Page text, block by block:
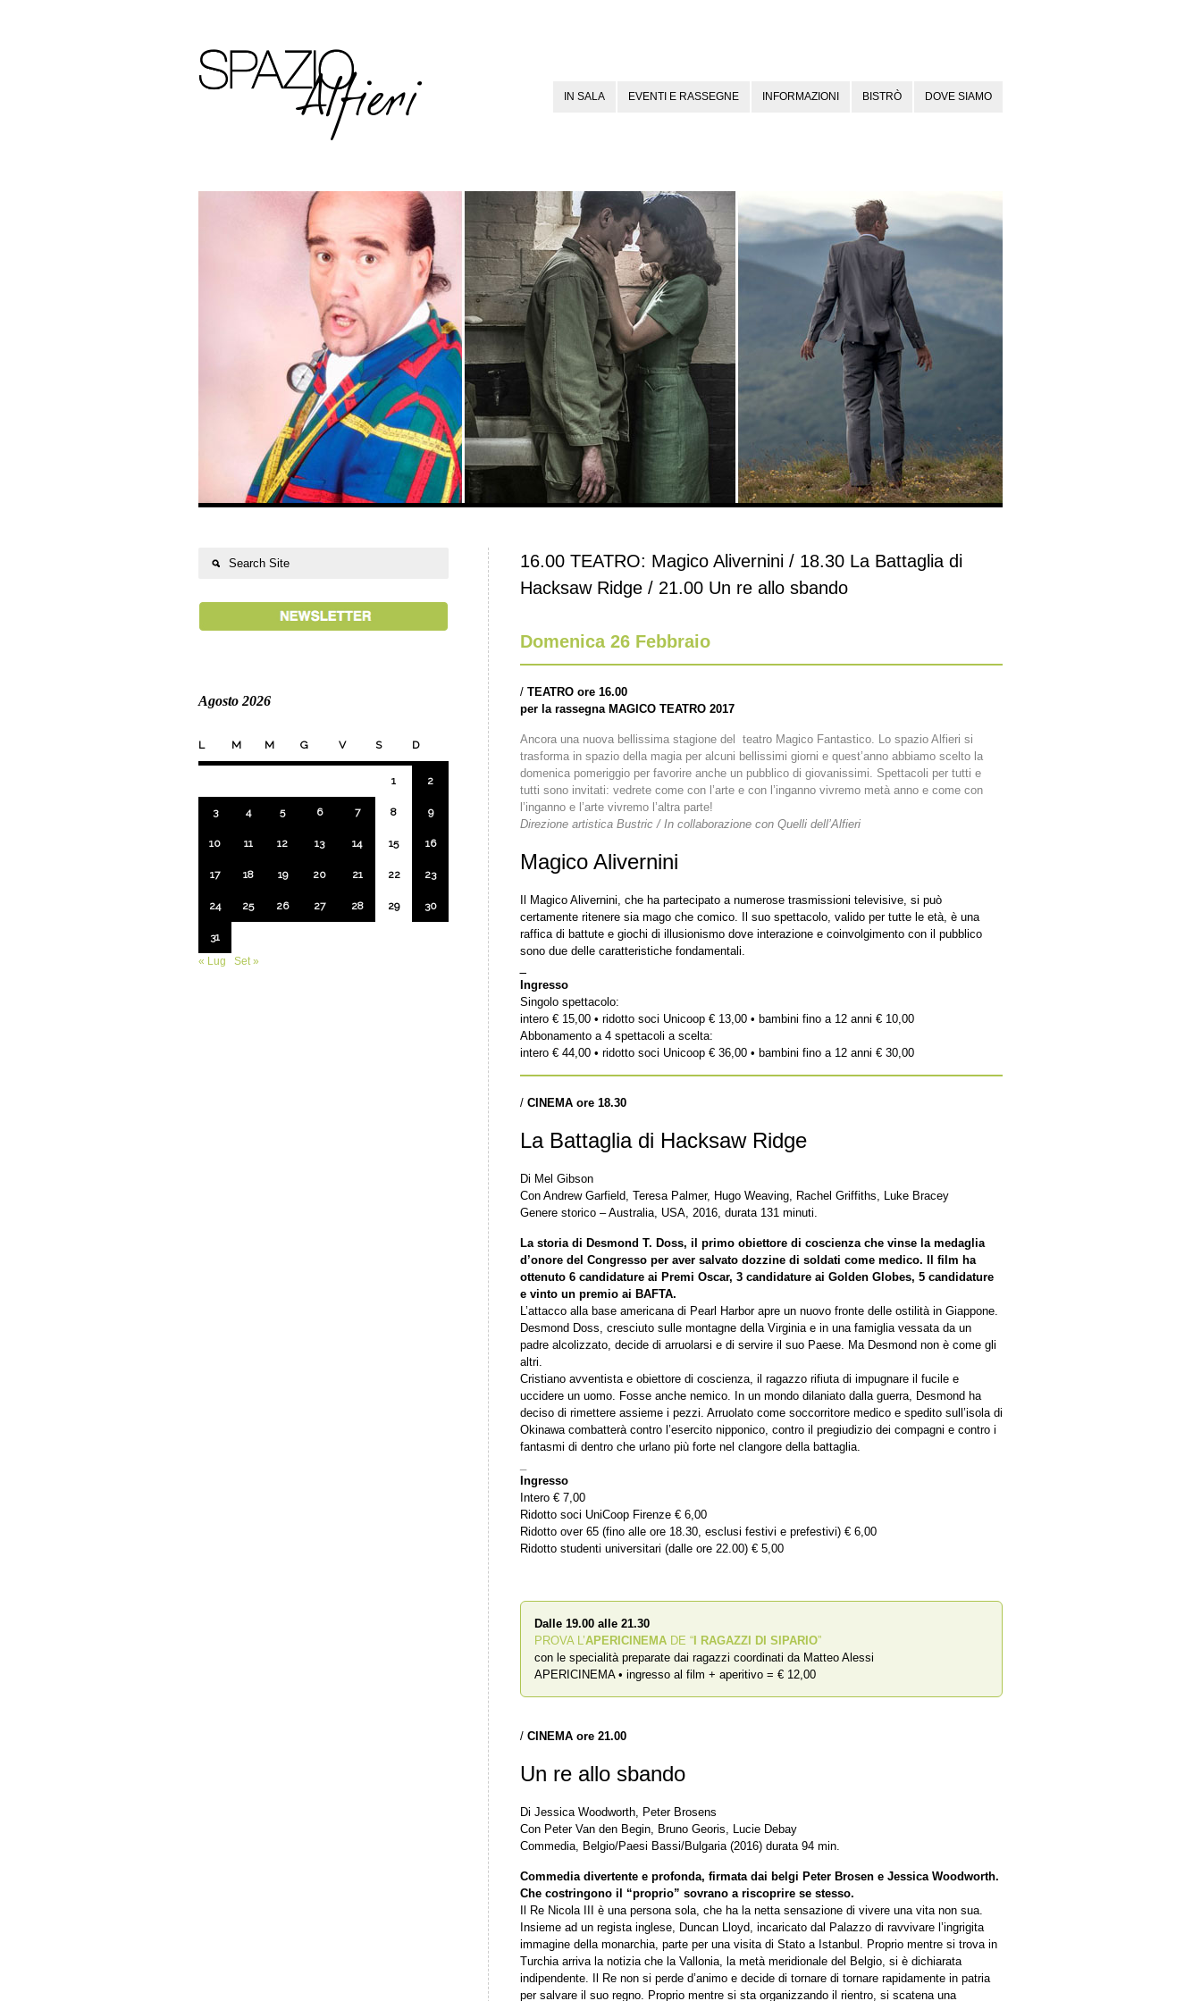
IN SALA EVENTI E RASSEGNE INFORMAZIONI BISTRÒ DOVE SIAMO
16.00 TEATRO: Magico Alivernini / 18.30 La Battaglia di
Hacksaw Ridge / 21.00 Un re allo sbando
Domenica 26 Febbraio
/ TEATRO ore 16.00
per la rassegna MAGICO TEATRO 2017
Ancora una nuova bellissima stagione del teatro Magico Fantastico. Lo spazio Alfieri si
trasforma in spazio della magia per alcuni bellissimi giorni e quest’anno abbiamo scelto la
domenica pomeriggio per favorire anche un pubblico di giovanissimi. Spettacoli per tutti e
tutti sono invitati: vedrete come con l’arte e con l’inganno vivremo metà anno e come con
l’inganno e l’arte vivremo l’altra parte!
Direzione artistica Bustric / In collaborazione con Quelli dell’Alfieri
Magico Alivernini
Il Magico Alivernini, che ha partecipato a numerose trasmissioni televisive, si può
certamente ritenere sia mago che comico. Il suo spettacolo, valido per tutte le età, è una
raffica di battute e giochi di illusionismo dove interazione e coinvolgimento con il pubblico
sono due delle caratteristiche fondamentali.
Ingresso
Singolo spettacolo:
intero € 15,00 • ridotto soci Unicoop € 13,00 • bambini fino a 12 anni € 10,00
Abbonamento a 4 spettacoli a scelta:
intero € 44,00 • ridotto soci Unicoop € 36,00 • bambini fino a 12 anni € 30,00
/ CINEMA ore 18.30
La Battaglia di Hacksaw Ridge
Di Mel Gibson
Con Andrew Garfield, Teresa Palmer, Hugo Weaving, Rachel Griffiths, Luke Bracey
Genere storico – Australia, USA, 2016, durata 131 minuti.
La storia di Desmond T. Doss, il primo obiettore di coscienza che vinse la medaglia
d’onore del Congresso per aver salvato dozzine di soldati come medico. Il film ha
ottenuto 6 candidature ai Premi Oscar, 3 candidature ai Golden Globes, 5 candidature
e vinto un premio ai BAFTA.
L’attacco alla base americana di Pearl Harbor apre un nuovo fronte delle ostilità in Giappone.
Desmond Doss, cresciuto sulle montagne della Virginia e in una famiglia vessata da un
padre alcolizzato, decide di arruolarsi e di servire il suo Paese. Ma Desmond non è come gli
altri.
Cristiano avventista e obiettore di coscienza, il ragazzo rifiuta di impugnare il fucile e
uccidere un uomo. Fosse anche nemico. In un mondo dilaniato dalla guerra, Desmond ha
deciso di rimettere assieme i pezzi. Arruolato come soccorritore medico e spedito sull’isola di
Okinawa combatterà contro l’esercito nipponico, contro il pregiudizio dei compagni e contro i
fantasmi di dentro che urlano più forte nel clangore della battaglia.
Ingresso
Intero € 7,00
Ridotto soci UniCoop Firenze € 6,00
Ridotto over 65 (fino alle ore 18.30, esclusi festivi e prefestivi) € 6,00
Ridotto studenti universitari (dalle ore 22.00) € 5,00
Dalle 19.00 alle 21.30
PROVA L’APERICINEMA DE “ I RAGAZZI DI SIPARIO”
con le specialità preparate dai ragazzi coordinati da Matteo Alessi
APERICINEMA • ingresso al film + aperitivo = € 12,00
/ CINEMA ore 21.00
Un re allo sbando
Di Jessica Woodworth, Peter Brosens
Con Peter Van den Begin, Bruno Georis, Lucie Debay
Commedia, Belgio/Paesi Bassi/Bulgaria (2016) durata 94 min.
Commedia divertente e profonda, firmata dai belgi Peter Brosen e Jessica Woodworth.
Che costringono il “proprio” sovrano a riscoprire se stesso.
Il Re Nicola III è una persona sola, che ha la netta sensazione di vivere una vita non sua.
Insieme ad un regista inglese, Duncan Lloyd, incaricato dal Palazzo di ravvivare l’ingrigita
immagine della monarchia, parte per una visita di Stato a Istanbul. Proprio mentre si trova in
Turchia arriva la notizia che la Vallonia, la metà meridionale del Belgio, si è dichiarata
indipendente. Il Re non si perde d’animo e decide di tornare di tornare rapidamente in patria
per salvare il suo regno. Proprio mentre si sta organizzando il rientro, si scatena una
Agosto 2026
L M M G V S D
1 2
3 4 5 6 7 8 9
10 11 12 13 14 15 16
17 18 19 20 21 22 23
24 25 26 27 28 29 30
31
« Lug
Set »